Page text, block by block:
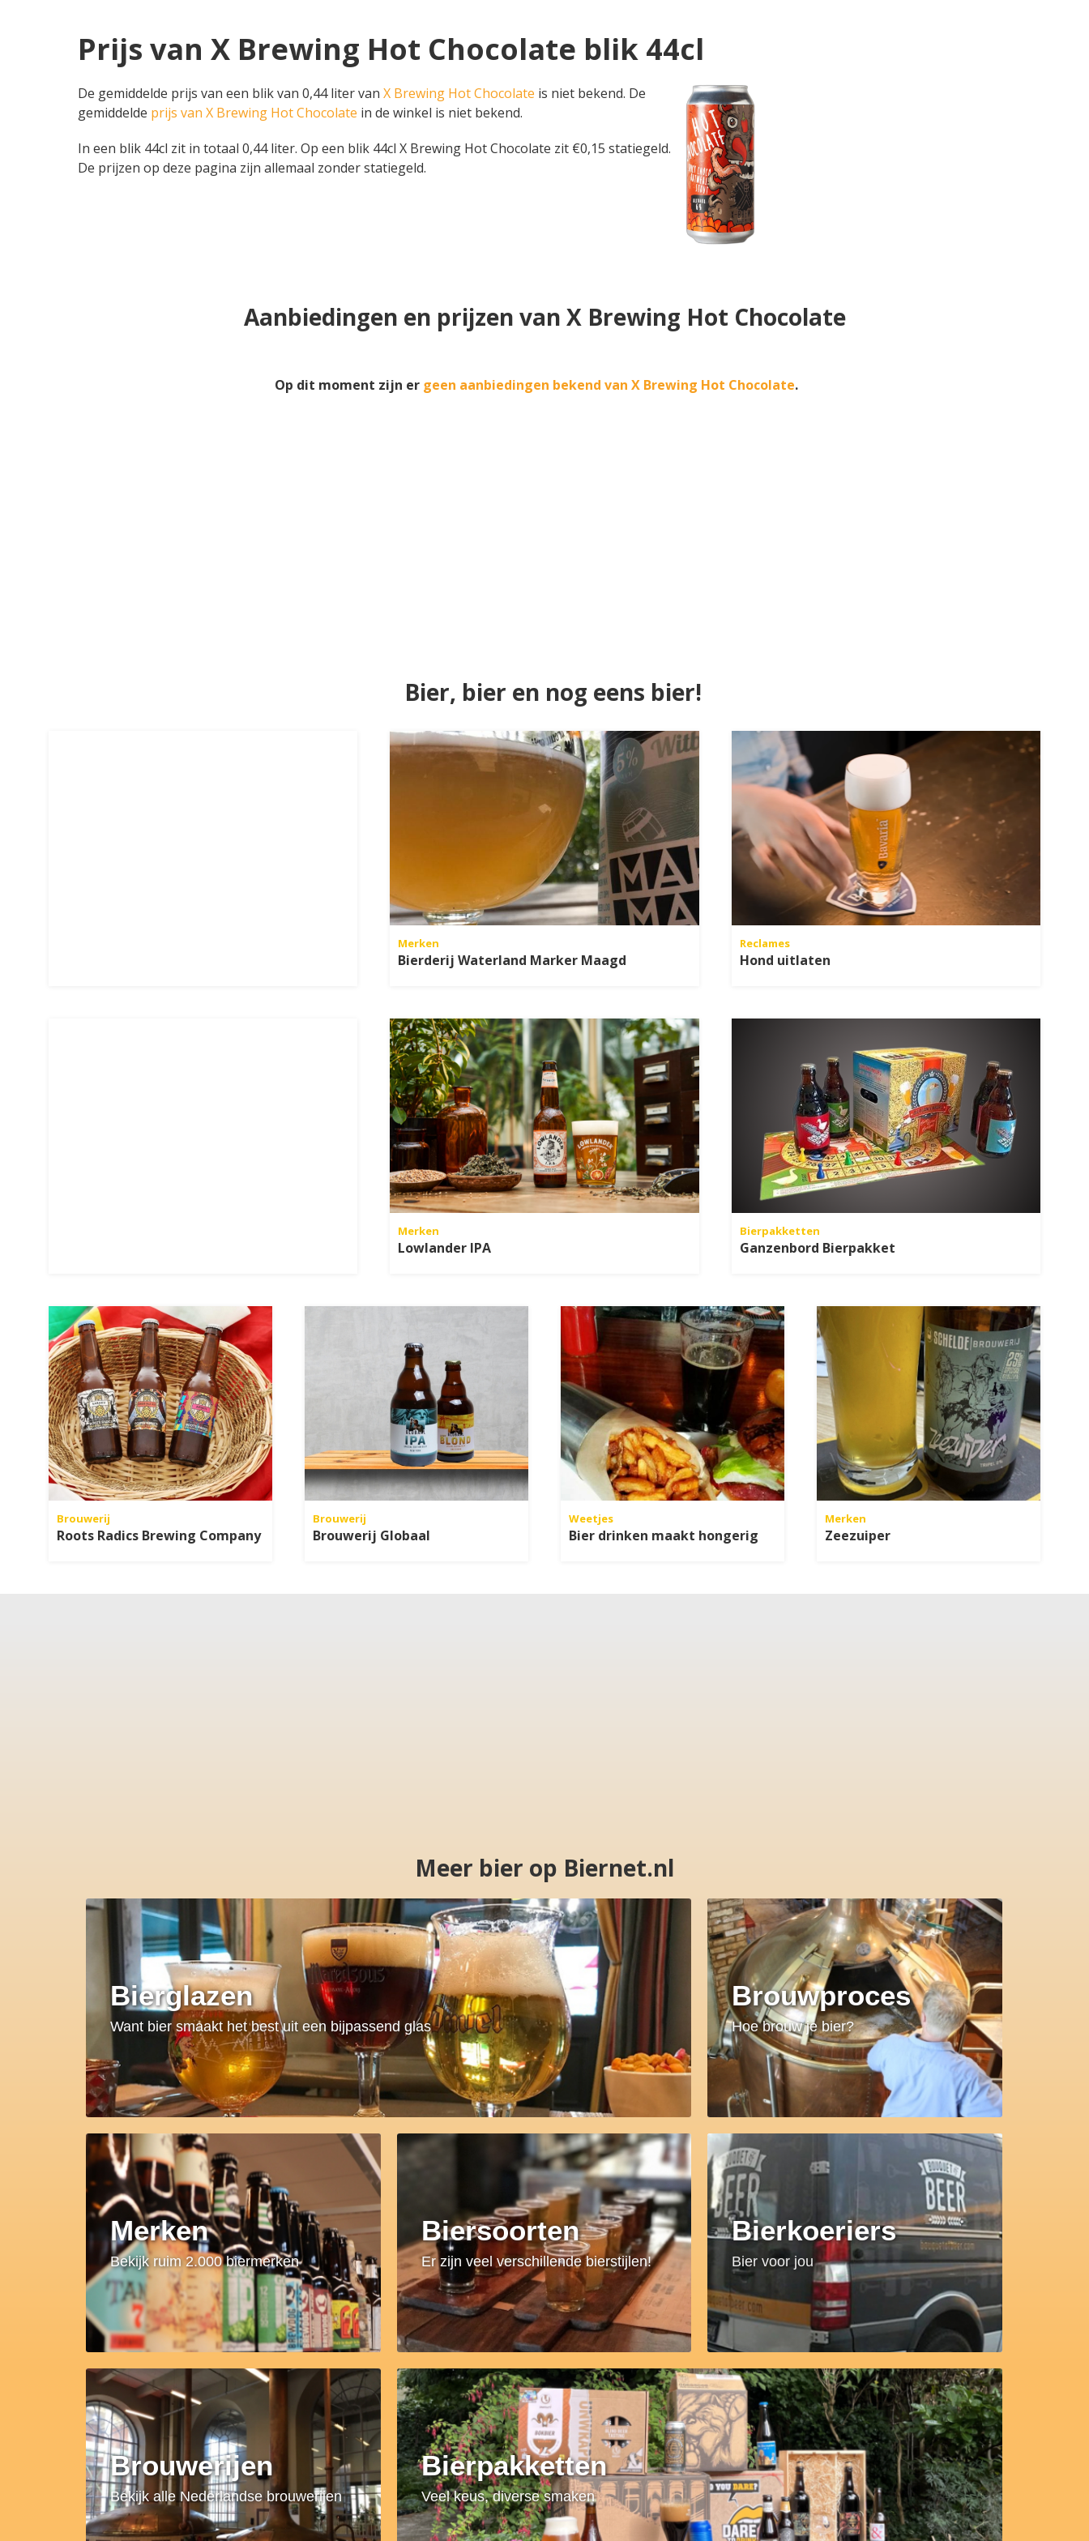
Prijs van X Brewing Hot Chocolate blik 44cl
De gemiddelde prijs van een blik van 0,44 liter van X Brewing Hot Chocolate is niet bekend. De
gemiddelde prijs van X Brewing Hot Chocolate in de winkel is niet bekend.
In een blik 44cl zit in totaal 0,44 liter. Op een blik 44cl X Brewing Hot Chocolate zit €0,15 statiegeld.
De prijzen op deze pagina zijn allemaal zonder statiegeld.
Aanbiedingen en prijzen van X Brewing Hot Chocolate
Op dit moment zijn er geen aanbiedingen bekend van X Brewing Hot Chocolate.
Bier, bier en nog eens bier!
Merken
Bierderij Waterland Marker Maagd
Reclames
Hond uitlaten
Merken
Lowlander IPA
Bierpakketten
Ganzenbord Bierpakket
Brouwerij
Roots Radics Brewing Company
Brouwerij
Brouwerij Globaal
Weetjes
Bier drinken maakt hongerig
Merken
Zeezuiper
Meer bier op Biernet.nl
Bierglazen
Want bier smaakt het best uit een bijpassend glas
Brouwproces
Hoe brouw je bier?
Merken
Bekijk ruim 2.000 biermerken
Biersoorten
Er zijn veel verschillende bierstijlen!
Bierkoeriers
Bier voor jou
Brouwerijen
Bekijk alle Nederlandse brouwerijen
Bierpakketten
Veel keus, diverse smaken